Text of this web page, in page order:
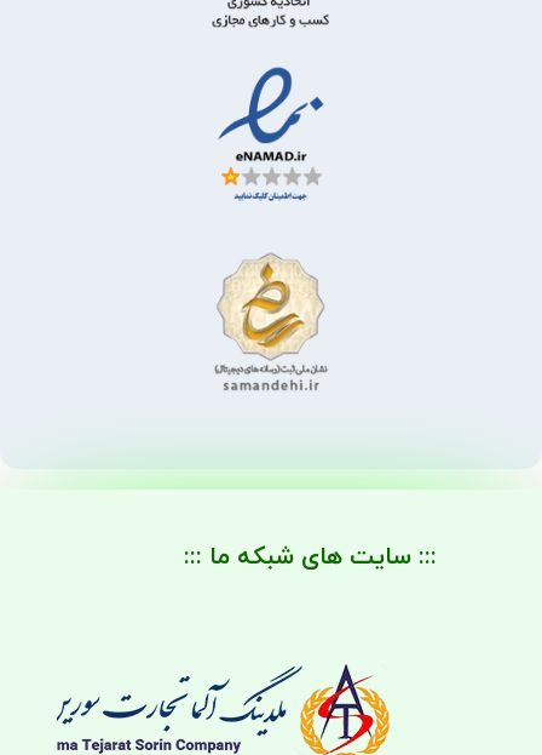
::: سایت های شبکه ما :::